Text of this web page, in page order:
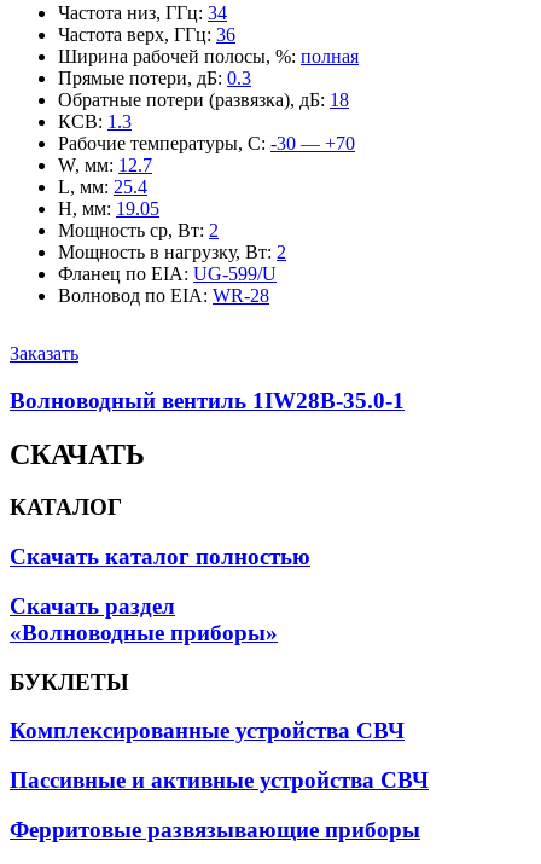
Частота низ, ГГц: 34
Частота верх, ГГц: 36
Ширина рабочей полосы, %: полная
Прямые потери, дБ: 0.3
Обратные потери (развязка), дБ: 18
КСВ: 1.3
Рабочие температуры, С: -30 — +70
W, мм: 12.7
L, мм: 25.4
H, мм: 19.05
Мощность ср, Вт: 2
Мощность в нагрузку, Вт: 2
Фланец по EIA: UG-599/U
Волновод по EIA: WR-28
Заказать
Волноводный вентиль 1IW28B-35.0-1
СКАЧАТЬ
КАТАЛОГ
Скачать каталог полностью
Скачать раздел
«Волноводные приборы»
БУКЛЕТЫ
Комплексированные устройства СВЧ
Пассивные и активные устройства СВЧ
Ферритовые развязывающие приборы